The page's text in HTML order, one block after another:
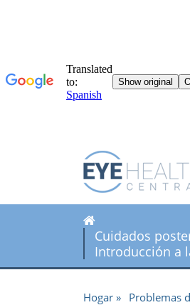
Cuidados
Introducción a
Hogar Problemas